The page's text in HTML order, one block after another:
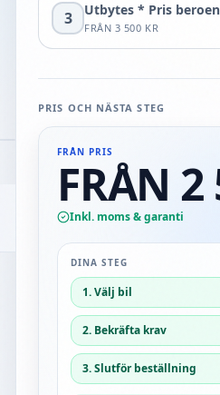
3 Utbytes * Pris
FRÅN 3 500 KR
PRIS OCH NÄSTA STEG
FRÅN PRIS
FRÅN
Inkl. moms & garanti
DINA STEG
1. Välj bil
2. Bekräfta krav
3. Slutför beställning